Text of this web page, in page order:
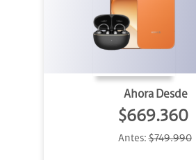
Ahora Desde
$669.360
Antes:$749.990